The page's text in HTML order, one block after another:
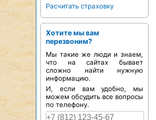
Расчитать страховку
Хотите мы вам
перезвоним?
Мы такие же люди и знаем,
что на сайтах бывает
сложно найти нужную
информацию.
И, если вам удобно, мы
можем обсудить все вопросы
по телефону.